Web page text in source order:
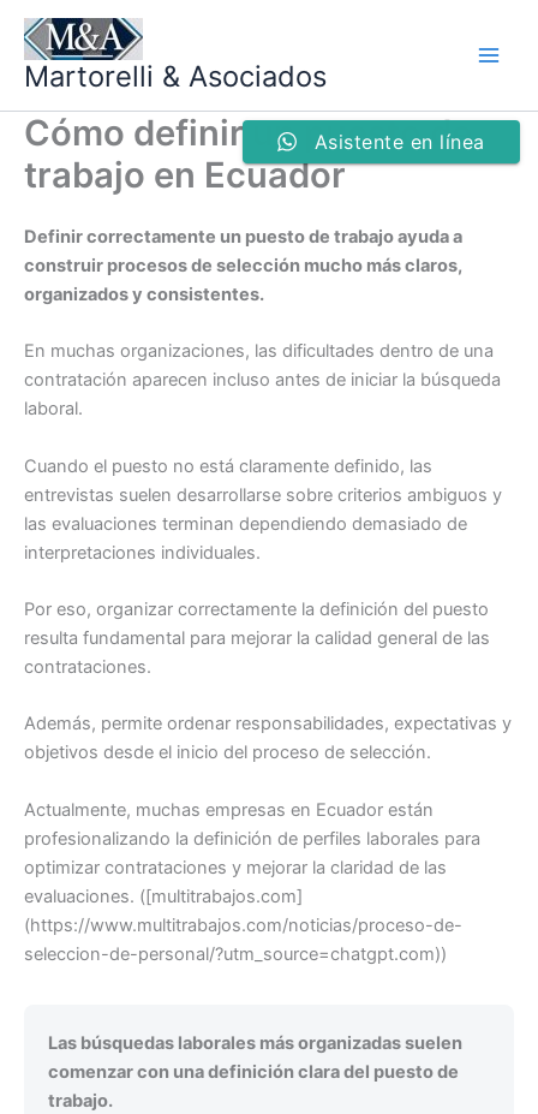
contenido
Martorelli & Asociados
Cómo definir un puesto de
trabajo en Ecuador
Definir correctamente un puesto de trabajo ayuda a
construir procesos de selección mucho más claros,
organizados y consistentes.
En muchas organizaciones, las dificultades dentro de una
contratación aparecen incluso antes de iniciar la búsqueda
laboral.
Cuando el puesto no está claramente definido, las
entrevistas suelen desarrollarse sobre criterios ambiguos y
las evaluaciones terminan dependiendo demasiado de
interpretaciones individuales.
Por eso, organizar correctamente la definición del puesto
resulta fundamental para mejorar la calidad general de las
contrataciones.
Además, permite ordenar responsabilidades, expectativas y
objetivos desde el inicio del proceso de selección.
Actualmente, muchas empresas en Ecuador están
profesionalizando la definición de perfiles laborales para
optimizar contrataciones y mejorar la claridad de las
evaluaciones. ([multitrabajos.com]
(https://www.multitrabajos.com/noticias/proceso-de-
seleccion-de-personal/?utm_source=chatgpt.com))
Las búsquedas laborales más organizadas suelen
comenzar con una definición clara del puesto de
trabajo.
Asistente en línea